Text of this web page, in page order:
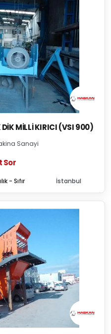
MILLI KIRICI (VSI 900)
Sanayi
Sor
- Sıfır İstanbul